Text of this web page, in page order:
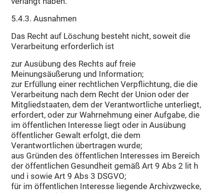
5.4.3. Ausnahmen
Das Recht auf Löschung besteht nicht, soweit die
Verarbeitung erforderlich ist
zur Ausübung des Rechts auf freie
Meinungsäußerung und Information;
zur Erfüllung einer rechtlichen Verpflichtung, die die
Verarbeitung nach dem Recht der Union oder der
Mitgliedstaaten, dem der Verantwortliche unterliegt,
erfordert, oder zur Wahrnehmung einer Aufgabe, die
im öffentlichen Interesse liegt oder in Ausübung
öffentlicher Gewalt erfolgt, die dem
Verantwortlichen übertragen wurde;
aus Gründen des öffentlichen Interesses im Bereich
der öffentlichen Gesundheit gemäß Art 9 Abs 2 lit h
und i sowie Art 9 Abs 3 DSGVO;
für im öffentlichen Interesse liegende Archivzwecke,